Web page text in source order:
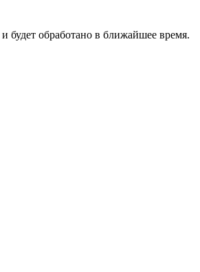
будет обработано в ближайшее время.